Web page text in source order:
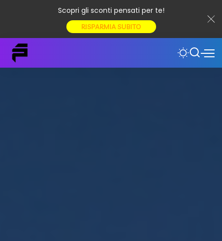
Scopri gli sconti pensati per te!
RISPARMIA SUBITO